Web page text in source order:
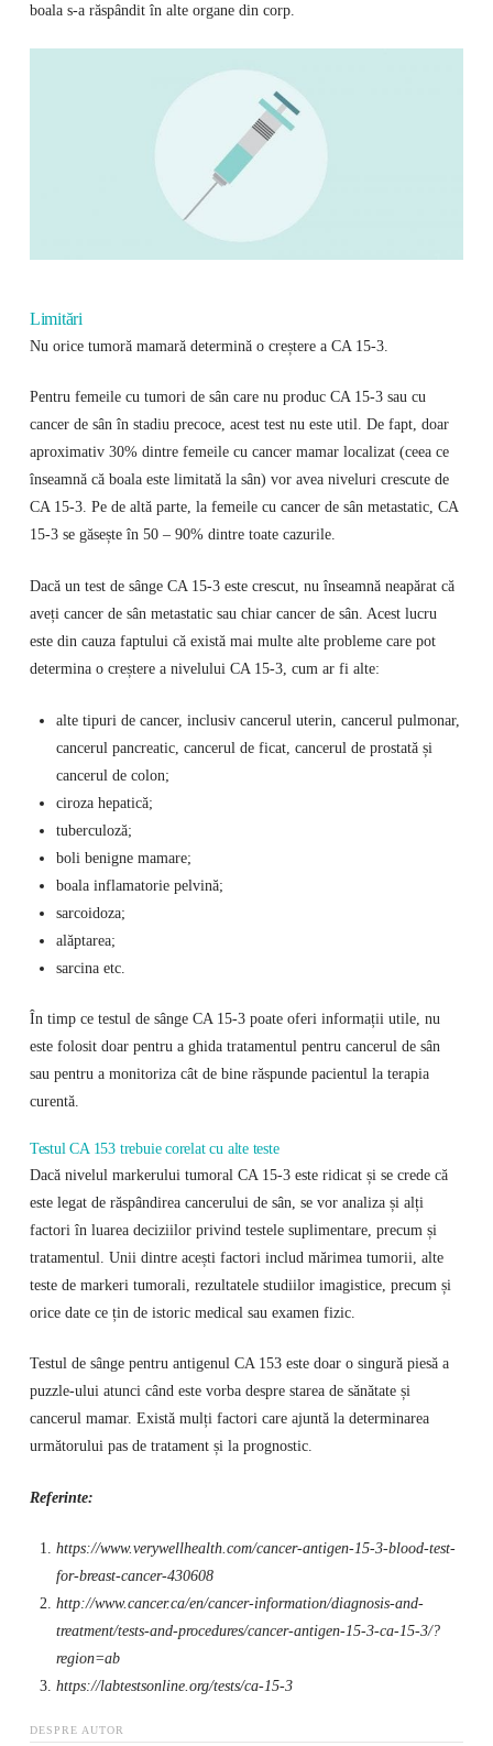
boala s-a răspândit în alte organe din corp.
Limitări
Nu orice tumoră mamară determină o creștere a CA 15-3.
Pentru femeile cu tumori de sân care nu produc CA 15-3 sau cu
cancer de sân în stadiu precoce, acest test nu este util. De fapt, doar
aproximativ 30% dintre femeile cu cancer mamar localizat (ceea ce
înseamnă că boala este limitată la sân) vor avea niveluri crescute de
CA 15-3. Pe de altă parte, la femeile cu cancer de sân metastatic, CA
15-3 se găsește în 50 – 90% dintre toate cazurile.
Dacă un test de sânge CA 15-3 este crescut, nu înseamnă neapărat că
aveți cancer de sân metastatic sau chiar cancer de sân. Acest lucru
este din cauza faptului că există mai multe alte probleme care pot
determina o creștere a nivelului CA 15-3, cum ar fi alte:
alte tipuri de cancer, inclusiv cancerul uterin, cancerul pulmonar,
cancerul pancreatic, cancerul de ficat, cancerul de prostată și
cancerul de colon;
ciroza hepatică;
tuberculoză;
boli benigne mamare;
boala inflamatorie pelvină;
sarcoidoza;
alăptarea;
sarcina etc.
În timp ce testul de sânge CA 15-3 poate oferi informații utile, nu
este folosit doar pentru a ghida tratamentul pentru cancerul de sân
sau pentru a monitoriza cât de bine răspunde pacientul la terapia
curentă.
Testul CA 153 trebuie corelat cu alte teste
Dacă nivelul markerului tumoral CA 15-3 este ridicat și se crede că
este legat de răspândirea cancerului de sân, se vor analiza și alți
factori în luarea deciziilor privind testele suplimentare, precum și
tratamentul. Unii dintre acești factori includ mărimea tumorii, alte
teste de markeri tumorali, rezultatele studiilor imagistice, precum și
orice date ce țin de istoric medical sau examen fizic.
Testul de sânge pentru antigenul CA 153 este doar o singură piesă a
puzzle-ului atunci când este vorba despre starea de sănătate și
cancerul mamar. Există mulți factori care ajuntă la determinarea
următorului pas de tratament și la prognostic.
Referinte:
https://www.verywellhealth.com/cancer-antigen-15-3-blood-test-
for-breast-cancer-430608
http://www.cancer.ca/en/cancer-information/diagnosis-and-
treatment/tests-and-procedures/cancer-antigen-15-3-ca-15-3/?
region=ab
https://labtestsonline.org/tests/ca-15-3
DESPRE AUTOR